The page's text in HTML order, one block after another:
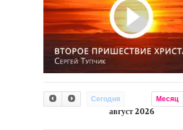
Сегодня Месяц
август 2026